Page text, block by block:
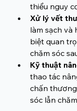
thiểu nguy
Xử lý vết
làm sạch và
biệt quan
chăm sóc
Kỹ thuật
thao tác
chấn
sóc lẫn